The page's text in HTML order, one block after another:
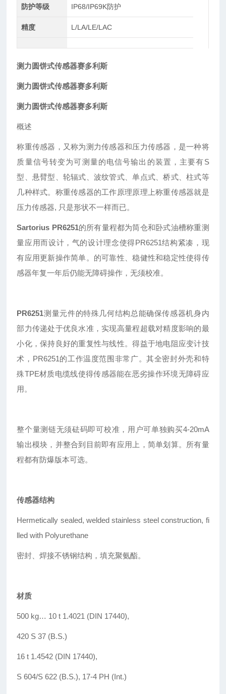
防护等级 IP68/IP69K防护
精度 L/LA/LE/LAC
测力圆饼式传感器赛多利斯
测力圆饼式传感器赛多利斯
测力圆饼式传感器赛多利斯
概述
称重传感器，又称为测力传感器和压力传感器，是一种将
质量信号转变为可测量的电信号输出的装置，主要有S
型、悬臂型、轮辐式、波纹管式、单点式、桥式、柱式等
几种样式。称重传感器的工作原理原理上称重传感器就是
压力传感器, 只是形状不一样而已。
Sartorius PR6251的所有量程都为筒仓和卧式油槽称重测
量应用而设计，气的设计理念使得PR6251结构紧凑，现
有应用更新操作简单。的可靠性、稳健性和稳定性使得传
感器年复一年后仍能无障碍操作，无须校准。
PR6251测量元件的特殊几何结构总能确保传感器机身内
部力传递处于优良水准，实现高量程超载对精度影响的最
小化，保持良好的重复性与线性。得益于地电阻应变计技
术，PR6251的工作温度范围非常广。其全密封外壳和特
殊TPE材质电缆线使得传感器能在恶劣操作环境无障碍应
用。
整个量测链无须砝码即可校准 ，用户可单独购买4-20mA
输出模块，并整合到目前即有应用上，简单划算。所有量
程都有防爆版本可选。
传感器结构
Hermetically sealed, welded stainless steel construction, fi
lled with Polyurethane
密封、焊接不锈钢结构，填充聚氨酯。
材质
500 kg… 10 t 1.4021 (DIN 17440),
420 S 37 (B.S.)
16 t 1.4542 (DIN 17440),
S 604/S 622 (B.S.), 17-4 PH (Int.)